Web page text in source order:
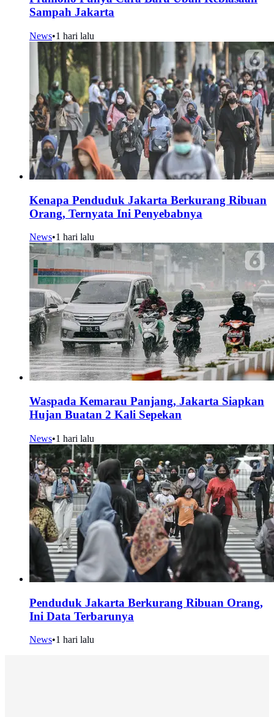
Sampah Jakarta
News•1 hari lalu
Kenapa Penduduk Jakarta Berkurang Ribuan
Orang, Ternyata Ini Penyebabnya
News•1 hari lalu
Waspada Kemarau Panjang, Jakarta Siapkan
Hujan Buatan 2 Kali Sepekan
News•1 hari lalu
Penduduk Jakarta Berkurang Ribuan Orang,
Ini Data Terbarunya
News•1 hari lalu